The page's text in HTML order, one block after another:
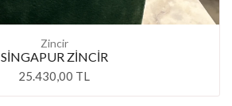
Zincir
SİNGAPUR ZİNCİR
25.430,00 TL